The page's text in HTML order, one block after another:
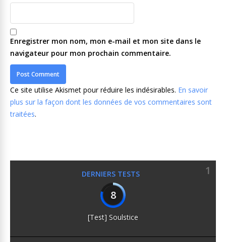
Enregistrer mon nom, mon e-mail et mon site dans le
navigateur pour mon prochain commentaire.
Ce site utilise Akismet pour réduire les indésirables. En savoir
plus sur la façon dont les données de vos commentaires sont
traitées.
DERNIERS TESTS
1
8
[Test] Soulstice